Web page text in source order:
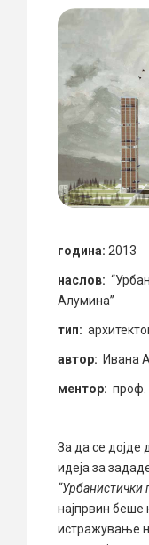
година: 2013
наслов:
Алумина”
тип:
автор: Ивана
ментор: проф.
За да се дојде
идеја за
“Урбанистички
најпрвин беше
истражување